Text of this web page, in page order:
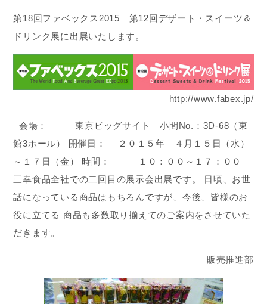
第18回ファベックス2015 第12回デザート・スイーツ＆
ドリンク展に出展いたします。
http://www.fabex.jp/
会場： 東京ビッグサイト 小間No.：3D-68（東
館3ホール） 開催日： ２０１５年 ４月１５日（水）
～１７日（金） 時間： １０：００～１７：００
三幸食品全社での二回目の展示会出展です。 日頃、お世
話になっている商品はもちろんですが、今後、皆様のお
役に立てる 商品も多数取り揃えてのご案内をさせていた
だきます。
販売推進部